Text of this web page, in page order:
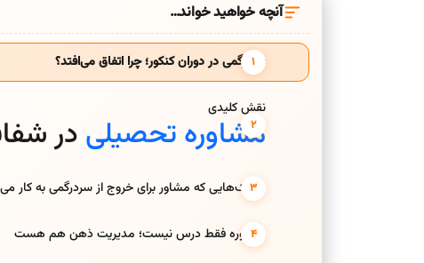
آنچه خواهید خواند…
سردرگمی در دوران کنکور؛ چرا اتفاق می‌افتد؟
نقش کلیدی
مشاوره تحصیلیدر
تکنیک‌هایی که مشاور برای خروج از سردرگمی به کار
مشاوره فقط درس نیست؛ مدیریت ذهن هم هست